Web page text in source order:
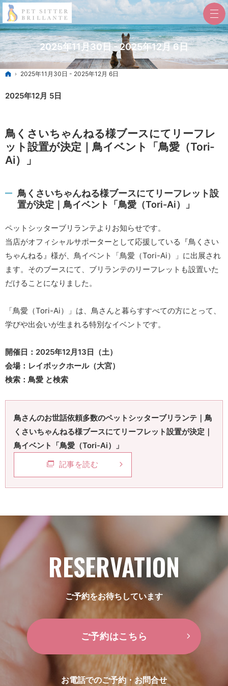
2025年11月30日 - 2025年12月 6日
ホーム
2025年11月30日 - 2025年12月 6日
2025年12月 5日
鳥くさいちゃんねる様ブースにてリーフレ
ット設置が決定｜鳥イベント「鳥愛（Tori-
Ai）」
鳥くさいちゃんねる様ブースにてリーフレット設
置が決定｜鳥イベント「鳥愛（Tori-Ai）」
ペットシッターブリランテよりお知らせです。
当店がオフィシャルサポーターとして応援している『鳥くさい
ちゃんねる』様が、鳥イベント「鳥愛（Tori-Ai）」に出展され
ます。そのブースにて、ブリランテのリーフレットも設置いた
だけることになりました。
「鳥愛（Tori-Ai）」は、鳥さんと暮らすすべての方にとって、
学びや出会いが生まれる特別なイベントです。
開催日：2025年12月13日（土）
会場：レイボックホール（大宮）
検索：鳥愛 と検索
鳥さんのお世話依頼多数のペットシッターブリランテ｜鳥
くさいちゃんねる様ブースにてリーフレット設置が決定｜
鳥イベント「鳥愛（Tori-Ai）」
記事を読む
RESERVATION
ご予約をお待ちしています
ご予約はこちら
お電話でのご予約・お問合せ